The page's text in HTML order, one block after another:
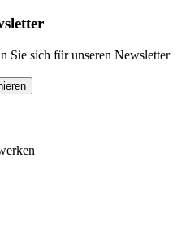
Sie sich für unseren Newsletter